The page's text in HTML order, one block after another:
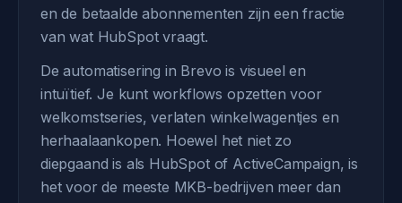
en de betaalde abonnementen zijn een fractie
van wat HubSpot vraagt.
De automatisering in Brevo is visueel en
intuïtief. Je kunt workflows opzetten voor
welkomstseries, verlaten winkelwagentjes en
herhaalaankopen. Hoewel het niet zo
diepgaand is als HubSpot of ActiveCampaign, is
het voor de meeste MKB-bedrijven meer dan